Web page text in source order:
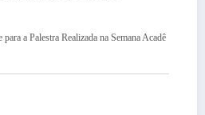
a Palestra Realizada na Semana Acadê